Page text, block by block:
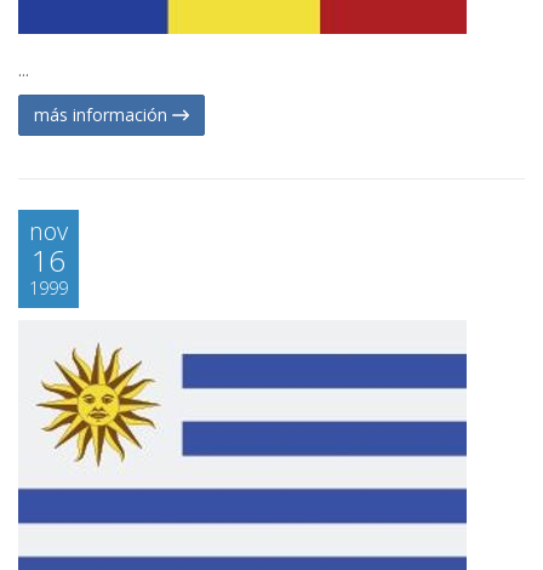
...
más información
nov
16
1999